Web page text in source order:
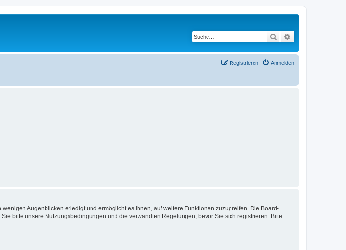
Suche
Anmelden
Registrieren
Augenblicken erledigt und ermöglicht es Ihnen, auf weitere Funktionen zuzugreifen. Die Board-
bitte unsere Nutzungsbedingungen und die verwandten Regelungen, bevor Sie sich registrieren. Bitte